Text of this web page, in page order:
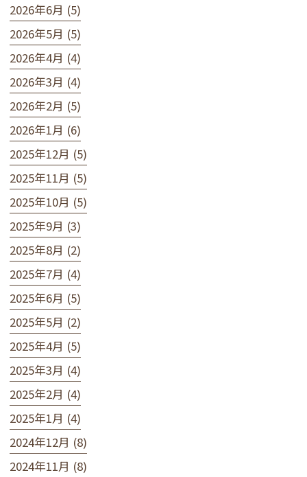
2026年6月 (5)
2026年5月 (5)
2026年4月 (4)
2026年3月 (4)
2026年2月 (5)
2026年1月 (6)
2025年12月 (5)
2025年11月 (5)
2025年10月 (5)
2025年9月 (3)
2025年8月 (2)
2025年7月 (4)
2025年6月 (5)
2025年5月 (2)
2025年4月 (5)
2025年3月 (4)
2025年2月 (4)
2025年1月 (4)
2024年12月 (8)
2024年11月 (8)